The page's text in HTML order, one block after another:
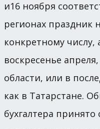
и16 ноября
регионах праздник
конкретному числу,
воскресенье
области, или в
как в Татарстане.
бухгалтера принято